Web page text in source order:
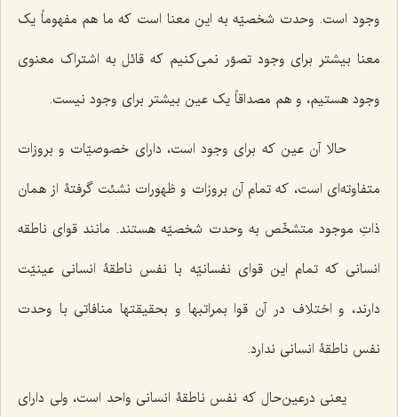
وجود است. وحدت شخصیّه به این معنا است که ما هم مفهوماً یک
معنا بیشتر برای وجود تصوّر نمی‌کنیم که قائل به اشتراک معنوی
وجود هستیم، و هم مصداقاً یک عین بیشتر برای وجود نیست.
حالا آن عین که برای وجود است، دارای خصوصیّات و بروزات
متفاوته‌ای است، که تمام آن بروزات و ظهورات نشئت گرفتۀ از همان
ذاتِ موجود متشخّص به وحدت شخصیّه هستند. مانند قوای ناطقه
انسانی که تمام این قوای نفسانیّه با نفس ناطقۀ انسانی عینیّت
دارند، و اختلاف در آن قوا بمراتبها و بحقیقتها منافاتی با وحدت
نفس ناطقۀ انسانی ندارد.
یعنی درعین‌حال که نفس ناطقۀ انسانی واحد است، ولی دارای